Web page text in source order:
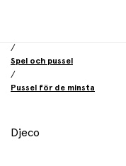
/
Spel och pussel
/
Pussel för de minsta
Djeco